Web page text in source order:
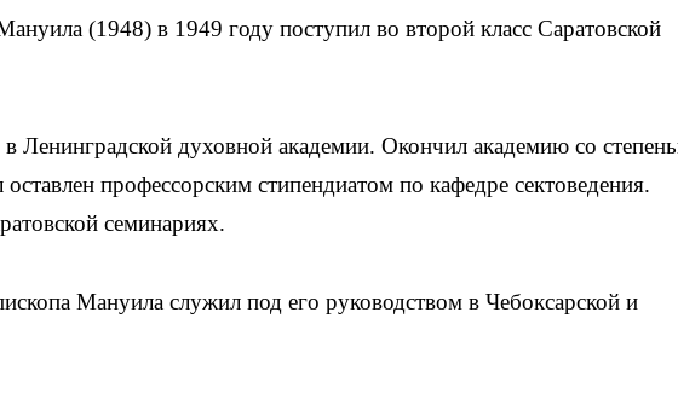
(1948) в 1949 году поступил во второй класс Саратовской
Ленинградской духовной академии. Окончил академию со
профессорским стипендиатом по кафедре сектоведения.
семинариях.
Мануила служил под его руководством в Чебоксарской и